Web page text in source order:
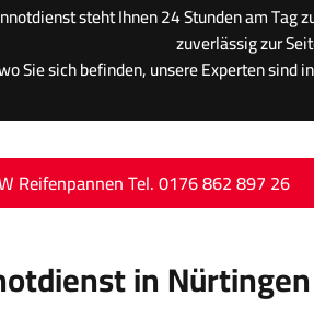
steht Ihnen 24 Stunden am Tag
zuverlässig zur
Sie sich befinden, unsere Experten sind
Reifenpannen Tel. 0176 862 897 26
in Nürtingen